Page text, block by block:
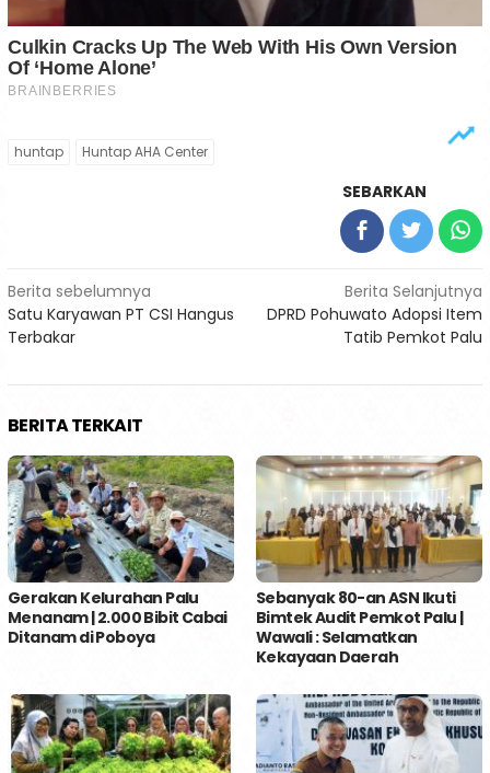
huntap Huntap AHA Center
SEBARKAN
Navigasi
pos
Berita sebelumnya
Satu Karyawan PT CSI Hangus
Terbakar
Berita Selanjutnya
DPRD Pohuwato Adopsi Item
Tatib Pemkot Palu
BERITA TERKAIT
Gerakan Kelurahan Palu
Menanam | 2.000 Bibit Cabai
Ditanam di Poboya
Sebanyak 80-an ASN Ikuti
Bimtek Audit Pemkot Palu |
Wawali : Selamatkan
Kekayaan Daerah